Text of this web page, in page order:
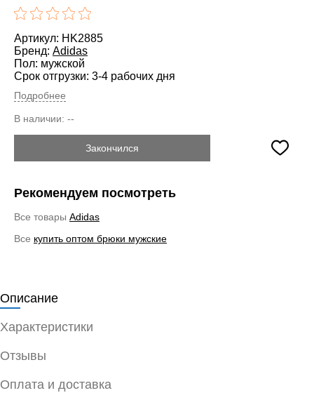
Артикул: HK2885
Бренд: Adidas
Пол: мужской
Срок отгрузки: 3-4 рабочих дня
Подробнее
В наличии: --
Закончился
Рекомендуем посмотреть
Все товары Adidas
Все купить оптом брюки мужские
Описание
Характеристики
Отзывы
Оплата и доставка